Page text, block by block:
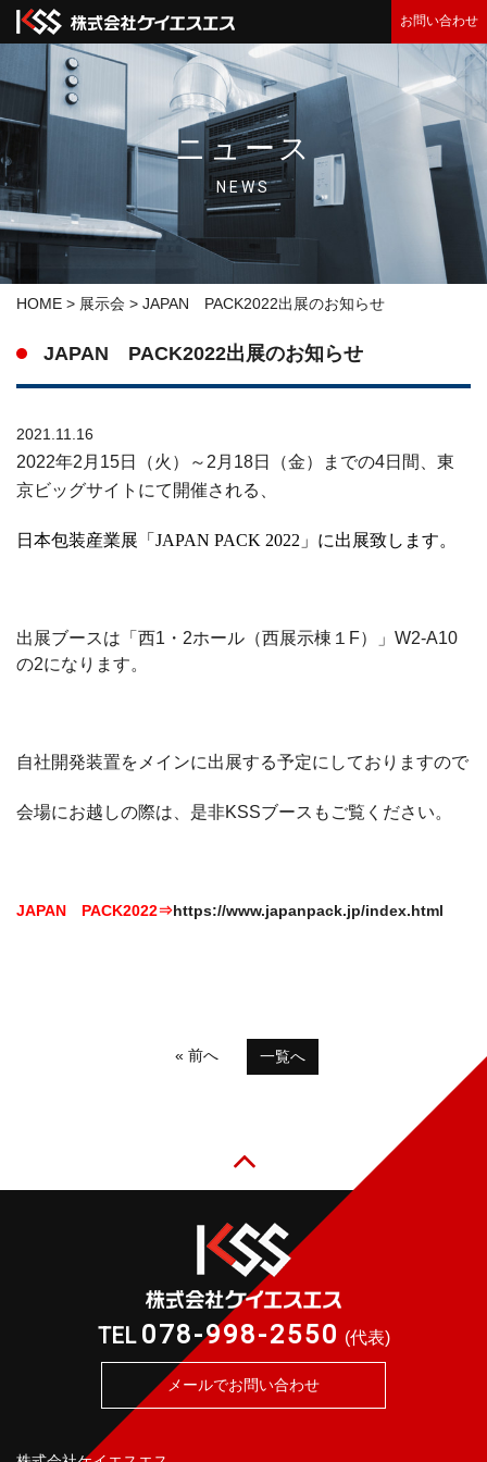
お問い合わせ
ニュース
NEWS
HOME > 展示会 > JAPAN PACK2022出展のお知らせ
JAPAN PACK2022出展のお知らせ
2021.11.16
2022年2 月 15日（火）～ 2 月 18日（金）までの4日間、東
京ビッグサイトにて開催される、
日本包装産業展「 JAPAN PACK 2022 」に出展致します。
出展ブースは「西1 ・ 2ホール（西展示棟１ F）」 W2-A10
の2になります。
自社開発装置をメインに出展する予定にしておりますので
会場にお越しの際は、是非KSSブースもご覧ください。
JAPAN PACK2022⇒https://www.japanpack.jp/index.html
« 前へ 一覧へ
TEL 078-998-2550 (代表)
メールでお問い合わせ